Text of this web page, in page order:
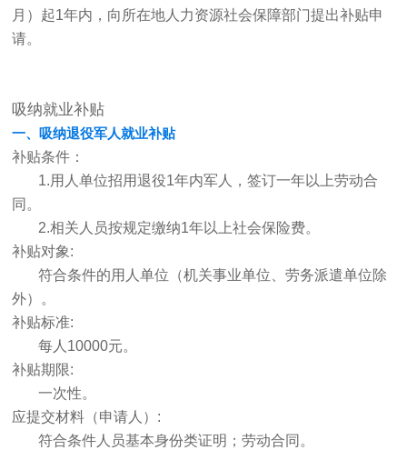
月）起1年内，向所在地人力资源社会保障部门提出补贴申
请。
吸纳就业补贴
一、吸纳退役军人就业补贴
补贴条件：
1.用人单位招用退役1年内军人，签订一年以上劳动合
同。
2.相关人员按规定缴纳1年以上社会保险费。
补贴对象:
符合条件的用人单位（机关事业单位、劳务派遣单位除
外）。
补贴标准:
每人10000元。
补贴期限:
一次性。
应提交材料（申请人）:
符合条件人员基本身份类证明；劳动合同。